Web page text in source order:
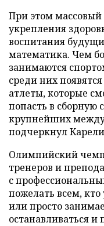
При этом массовый
укрепления
воспитания
математика. Чем
занимаются
среди них
атлеты, которые
попасть в сборную
крупнейших
подчеркнул
Олимпийский
тренеров и
с
пожелать всем,
или просто
останавливаться